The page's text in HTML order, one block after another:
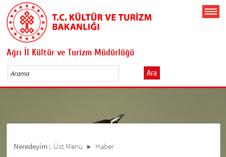
Ağrı İl Kültür ve Turizm Müdürlüğü
Ara
Neredeyim : Üst Menü Haber